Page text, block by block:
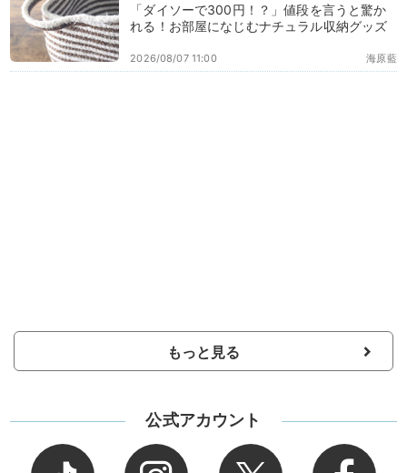
「ダイソーで300円！？」値段を言うと驚か
れる！お部屋になじむナチュラル収納グッズ
海原藍
2026/08/07 11:00
もっと見る
公式アカウント